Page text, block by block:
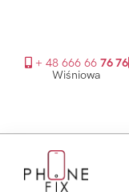
+ 48 666 66 76 76
Wiśniowa